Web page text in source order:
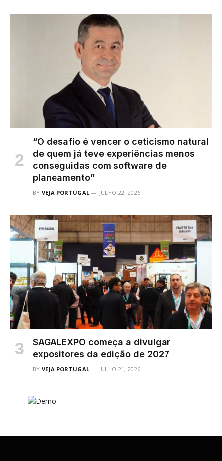
“O desafio é vencer o ceticismo natural
de quem já teve experiências menos
conseguidas com software de
planeamento”
BY VEJA PORTUGAL JULHO 22, 2026
SAGALEXPO começa a divulgar
expositores da edição de 2027
BY VEJA PORTUGAL JULHO 21, 2026